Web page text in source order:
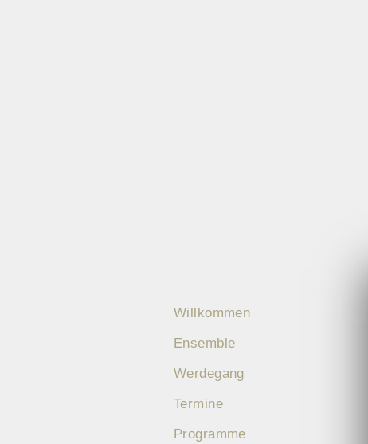
Willkommen
Ensemble
Werdegang
Termine
Programme